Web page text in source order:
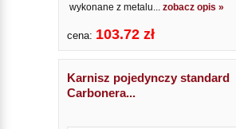
wykonane z metalu... zobacz opis »
cena: 103.72 zł
Karnisz pojedynczy standard
Carbonera...